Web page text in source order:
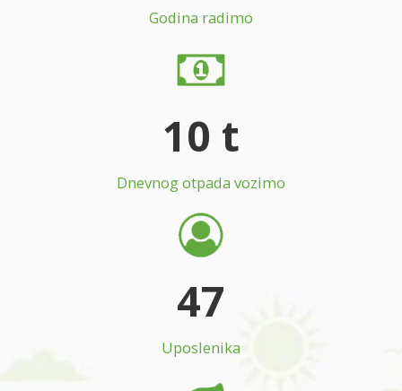
Godina radimo
10 t
Dnevnog otpada vozimo
47
Uposlenika